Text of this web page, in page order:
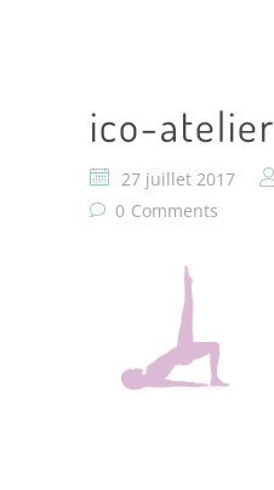
ico-atelier
27 juillet 2017
0 Comments